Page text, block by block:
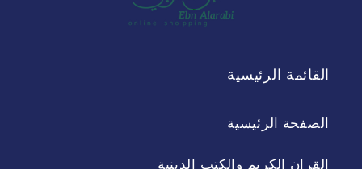
القائمة الرئيسية
الصفحة الرئيسية
القران الكريم والكتب الدينية